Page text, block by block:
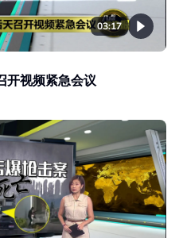
03:17
开视频紧急会议